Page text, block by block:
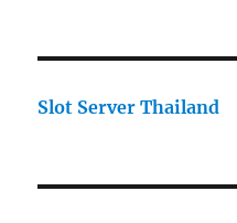
Slot Server Thailand